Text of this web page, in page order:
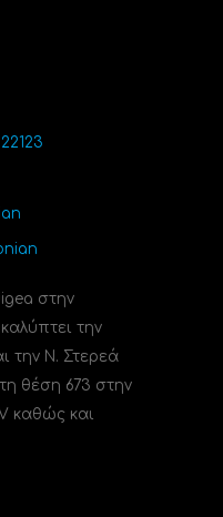
στην
την
την Ν. Στερεά
θέση 673 στην
καθώς και